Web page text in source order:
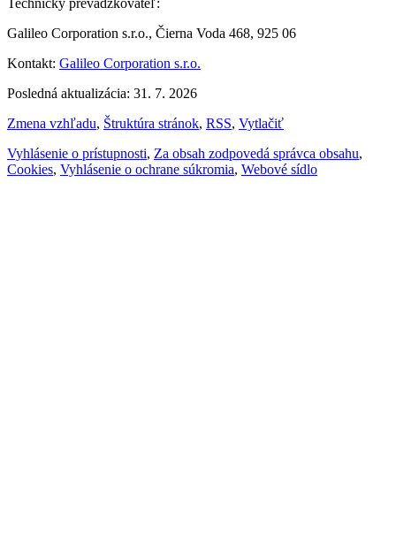
Galileo Corporation s.r.o., Čierna Voda 468, 925 06
Kontakt: Galileo Corporation s.r.o.
Posledná aktualizácia: 31. 7. 2026
Zmena vzhľadu, Štruktúra stránok, RSS, Vytlačiť
Vyhlásenie o prístupnosti, Za obsah zodpovedá správca obsahu,
Cookies, Vyhlásenie o ochrane súkromia, Webové sídlo